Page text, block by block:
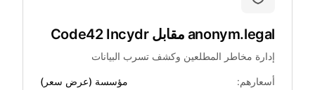
anonym.legal مقابل Code42 Incydr
إدارة مخاطر المطلعين وكشف تسرب البيانات
أسعارهم: مؤسسة (عرض سعر)